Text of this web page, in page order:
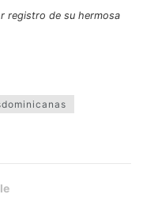
registro de su hermosa